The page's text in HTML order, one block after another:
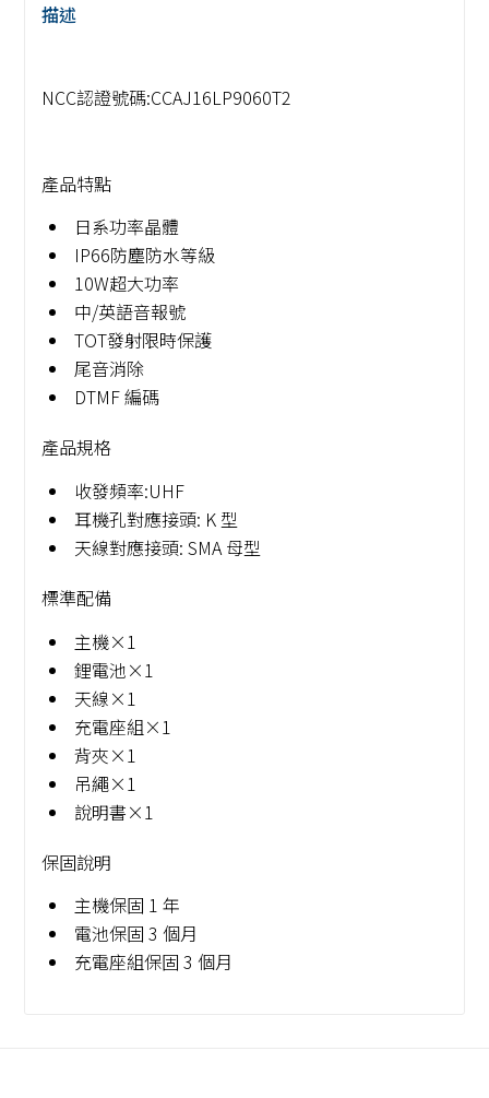
描述
NCC認證號碼:CCAJ16LP9060T2
產品特點
日系功率晶體
IP66防塵防水等級
10W超大功率
中/英語音報號
TOT發射限時保護
尾音消除
DTMF 編碼​
產品規格
收發頻率:UHF
耳機孔對應接頭: K 型
天線對應接頭: SMA 母型
標準配備
主機×1
鋰電池×1
天線×1
充電座組×1
背夾×1
吊繩×1
說明書×1
保固說明
主機保固 1 年
電池保固 3 個月
充電座組保固 3 個月